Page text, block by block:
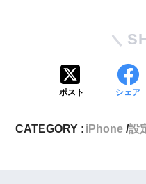
ポスト シェア
CATEGORY : iPhone 設